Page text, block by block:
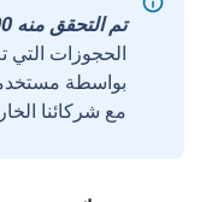
تم التحقق منه 100%
الحجوزات التي
مع شركائنا